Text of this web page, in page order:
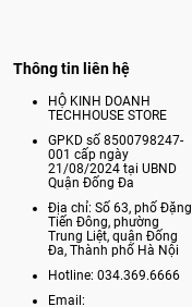
Thông tin liên hệ
HỘ KINH DOANH
TECHHOUSE STORE
GPKD số 8500798247-
001 cấp ngày
21/08/2024 tại UBND
Quận Đống Đa
Địa chỉ: Số 63, phố Đặng
Tiến Đông, phường
Trung Liệt, quận Đống
Đa, Thành phố Hà Nội
Hotline: 034.369.6666
Email: